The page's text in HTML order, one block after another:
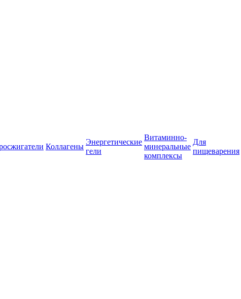
Коллагены
Энергетические
гели
Витаминно-
минеральные
комплексы
Для
пищеварения